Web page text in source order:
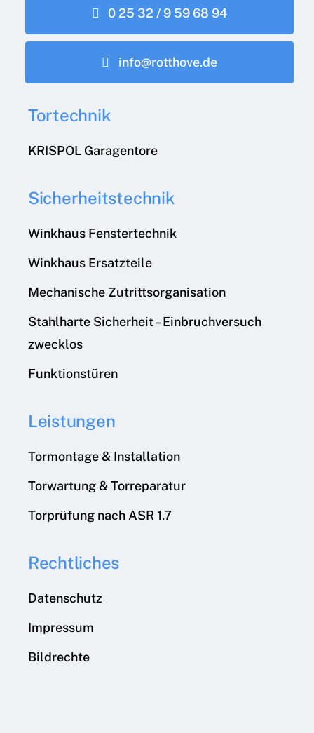
Tortechnik
KRISPOL Garagentore
Sicherheitstechnik
Winkhaus Fenstertechnik
Winkhaus Ersatzteile
Mechanische Zutrittsorganisation
Stahlharte Sicherheit – Einbruchversuch
zwecklos
Funktionstüren
0 25 32 / 9 59 68 94
info@rotthove.de
Leistungen
Tormontage & Installation
Torwartung & Torreparatur
Torprüfung nach ASR 1.7
Rechtliches
Datenschutz
Impressum
Bildrechte